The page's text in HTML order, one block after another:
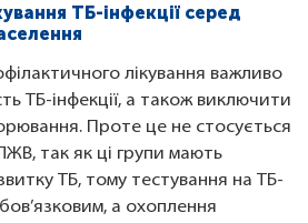
ТБ-інфекції серед
лікування важливо
ТБ-інфекції, а також виключити
Проте це не стосується
так як ці групи мають
ТБ, тому тестування на ТБ-
а охоплення